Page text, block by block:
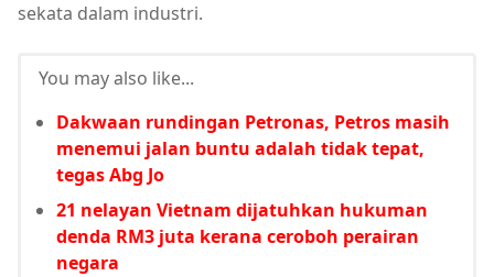
sekata dalam industri.
You may also like...
Dakwaan rundingan Petronas, Petros masih
menemui jalan buntu adalah tidak tepat,
tegas Abg Jo
21 nelayan Vietnam dijatuhkan hukuman
denda RM3 juta kerana ceroboh perairan
negara